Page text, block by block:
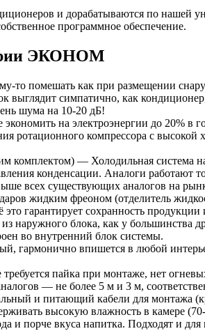
и дорабатываются по нашей
программное обеспечение.
ЭКОНОМ
то помешать как при размещении
симпатично, как
шума на 10-20 дБ!
на электроэнергии до 20% в
ротационного компрессора с
комплектом) — Холодильная система
конденсации. Аналоги работают
всех существующих аналогов на
жидким фреоном (отделитель
гарантирует сохранность продукции
наружного блока, как у
во внутренний блок системы.
гармонично впишется в любой
пайка при монтаже, нет
— не более 5 м и 3 м,
и питающий кабели для монтажа
высокую влажность в камере
и порче вкуса напитка. Подходят и для